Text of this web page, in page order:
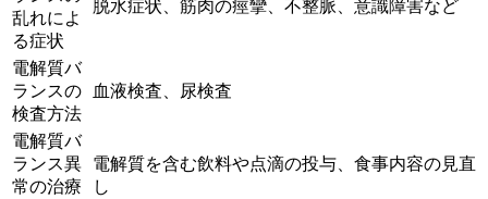
乱れによ
る症状
脱水症状、筋肉の痙攣、不整脈、意識障害など
電解質バ
ランスの
検査方法
血液検査、尿検査
電解質バ
ランス異
常の治療
電解質を含む飲料や点滴の投与、食事内容の見直
し